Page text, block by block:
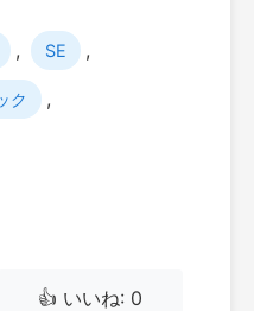
, SE ,
ク ,
👍 いいね: 0